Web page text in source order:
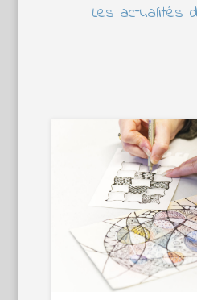
Les actualités